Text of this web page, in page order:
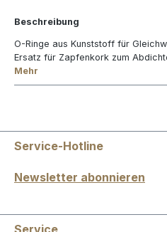
Beschreibung
O-Ringe aus Kunststoff für
Ersatz für Zapfenkork zum
Mehr
Service-Hotline
Newsletter abonnieren
Service